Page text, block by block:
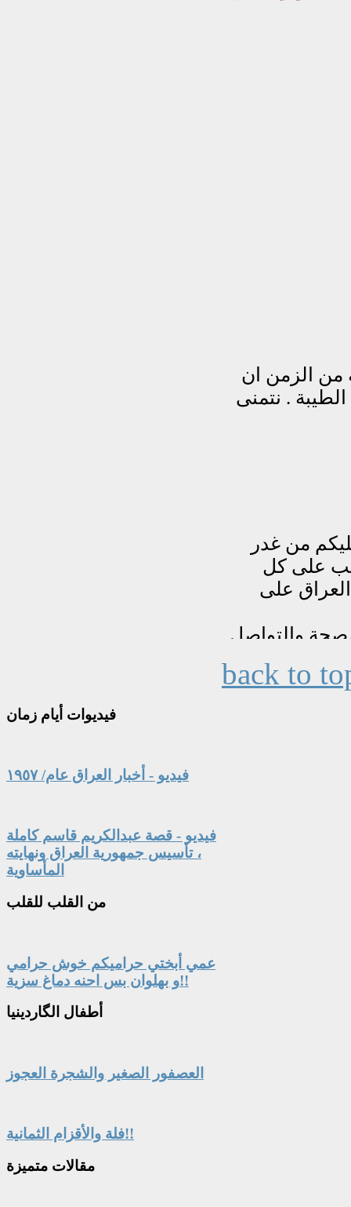
back to
فيديوات أيام زمان
فيديو - أخبار العراق عام/ ١٩٥٧
فيديو - قصة عبدالكريم قاسم كاملة
، تأسيس جمهورية العراق ونهايته
المأساوية
من القلب للقلب
عمي أبختي حراميكم خوش حرامي
و بهلوان بس احنه دماغ سزية!!
أطفال الگاردينيا
العصفور الصغير والشجرة العجوز
فلة والأقزام الثمانية!!
مقالات متميزة